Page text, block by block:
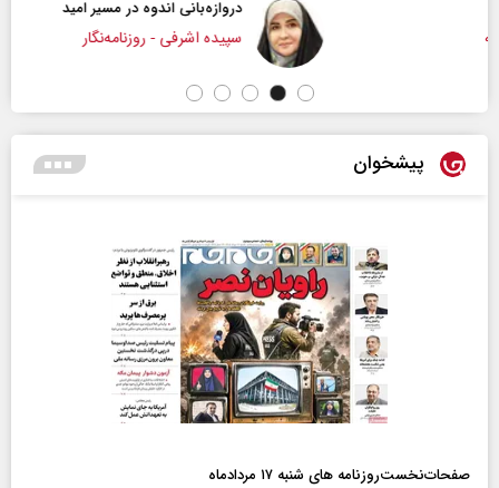
دروازه‌بانی اندوه در مسیر امید
سپیده اشرفی - روزنامه‌نگار
پیشخوان
صفحات‌نخست‌روزنامه ها‌ی شنبه ۱۷ مردادماه